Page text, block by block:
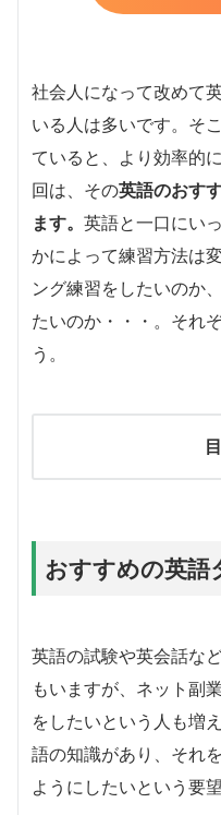
社会人になって改めて
いる人は多いです。そ
ていると、より効率的
回は、その英語のおす
ます。 英語と一口にい
かによって練習方法は
ング練習をしたいのか
たいのか・・・。それ
う。
おすすめの英語
英語の試験や英会話な
もいますが、ネット副
をしたいという人も増
語の知識があり、それ
ようにしたいという要